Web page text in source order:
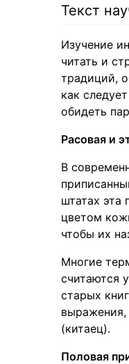
Текст
Изучение
читать и
традиций,
как
обидеть
Расовая и
В
штатах эта
цветом
чтобы их
Многие
считаются
старых
выражения,
(китаец).
Половая